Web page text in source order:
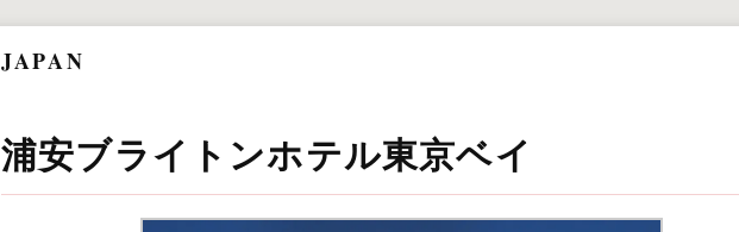
JAPAN
浦安ブライトンホテル東京ベイ